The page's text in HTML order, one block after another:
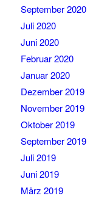
September 2020
Juli 2020
Juni 2020
Februar 2020
Januar 2020
Dezember 2019
November 2019
Oktober 2019
September 2019
Juli 2019
Juni 2019
März 2019